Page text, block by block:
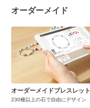
オーダーメイド
オーダーメイドブレスレット
230種以上の石で自由にデザイン